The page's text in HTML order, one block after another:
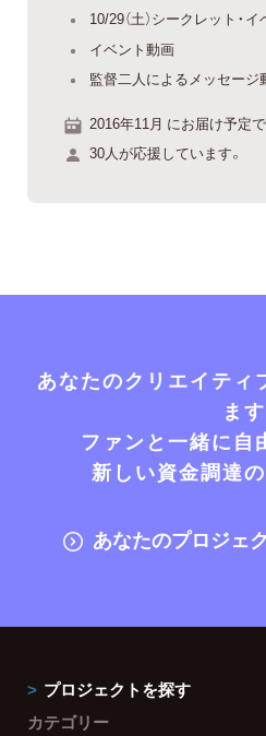
10/29（土）シークレット・
イベント動画
監督二人によるメッセージ
2016年11月 にお届け予定で
30人が応援しています。
あなたのクリエイティ
ます
ファンと一緒に自
新しい資金調達
あなたのプロジェ
プロジェクトを探す
カテゴリー